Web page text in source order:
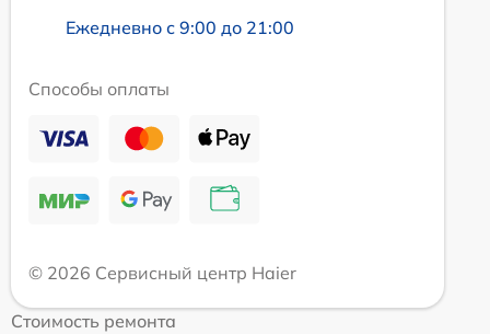
Ежедневно с 9:00 до 21:00
Способы оплаты
© 2026 Сервисный центр Haier
Стоимость ремонта